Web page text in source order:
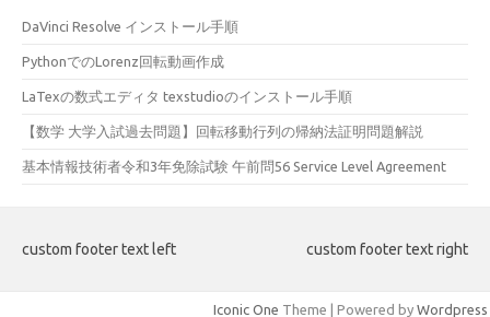
DaVinci Resolve インストール手順
PythonでのLorenz回転動画作成
LaTexの数式エディタ texstudioのインストール手順
【数学 大学入試過去問題】回転移動行列の帰納法証明問題解説
基本情報技術者令和3年免除試験 午前問56 Service Level Agreement
custom footer text left custom footer text right
Iconic One Theme | Powered by Wordpress